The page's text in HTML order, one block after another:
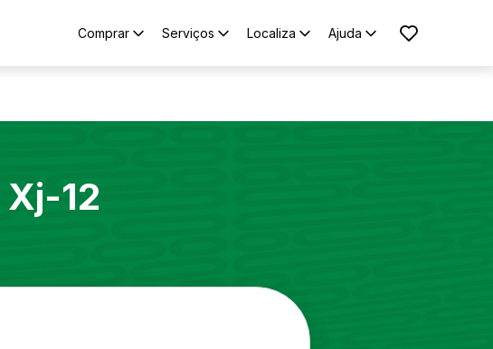
Comprar Serviços Localiza Ajuda
Xj-12